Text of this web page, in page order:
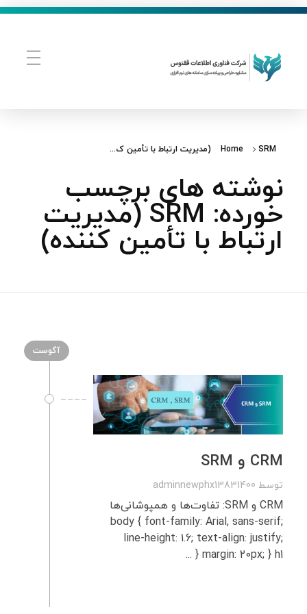
Home SRM (مدیریت ارتباط با تأمین‌ ک...
نوشته های برچسب
خورده: SRM (مدیریت
ارتباط با تأمین‌ کننده)
آگوست
CRM و SRM
توسط adminnewphx13831400
CRM و SRM: تفاوت‌ها و همپوشانی‌ها
body { font-family: Arial, sans-serif;
line-height: 1.6; text-align: justify;
margin: 20px; } h1 { ...